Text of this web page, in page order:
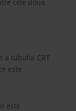
cele doua
a tubului CRT
este
este